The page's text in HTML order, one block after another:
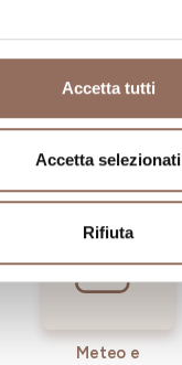
Accetta tutti
Accetta selezionati
Rifiuta
Meteo e